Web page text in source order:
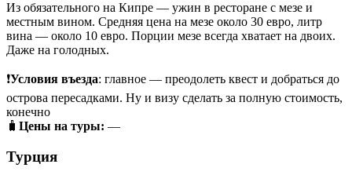
Из обязательного на Кипре — ужин в ресторане с мезе и
местным вином. Средняя цена на мезе около 30 евро, литр
вина — около 10 евро. Порции мезе всегда хватает на двоих.
Даже на голодных.
❗Условия въезда: главное — преодолеть квест и добраться до
острова пересадками. Ну и визу сделать за полную стоимость,
конечно
🧳 Цены на туры: —
Турция